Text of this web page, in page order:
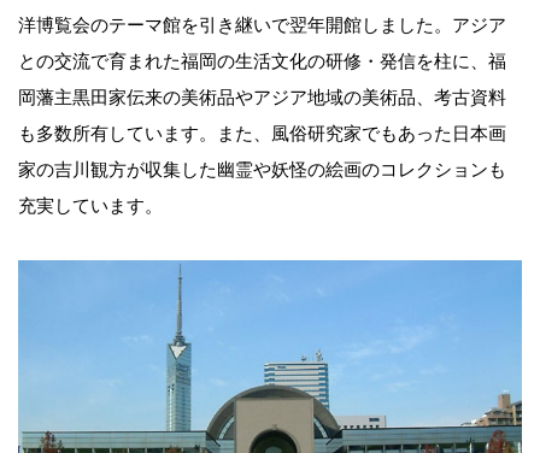
洋博覧会のテーマ館を引き継いで翌年開館しました。アジア
との交流で育まれた福岡の生活文化の研修・発信を柱に、福
岡藩主黒田家伝来の美術品やアジア地域の美術品、考古資料
も多数所有しています。また、風俗研究家でもあった日本画
家の吉川観方が収集した幽霊や妖怪の絵画のコレクションも
充実しています。